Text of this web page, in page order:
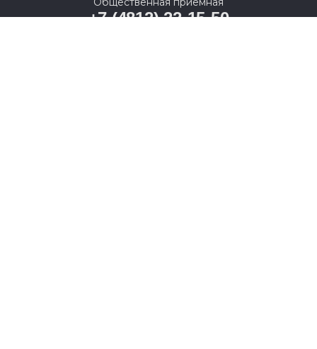
+7 (4812) 22-15-50